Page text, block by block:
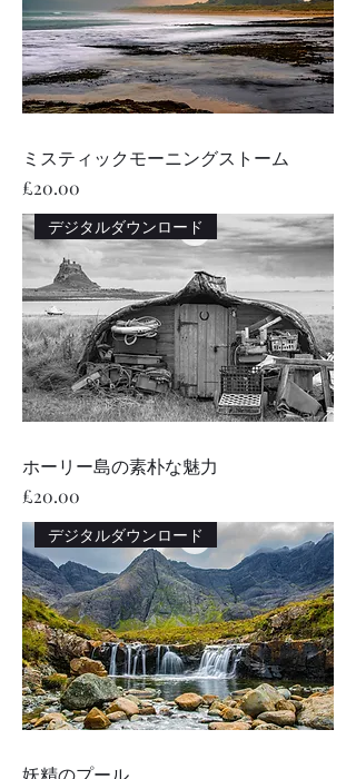
ミスティックモーニングストーム
価格
£20.00
デジタルダウンロード
ホーリー島の素朴な魅力
価格
£20.00
デジタルダウンロード
妖精のプール